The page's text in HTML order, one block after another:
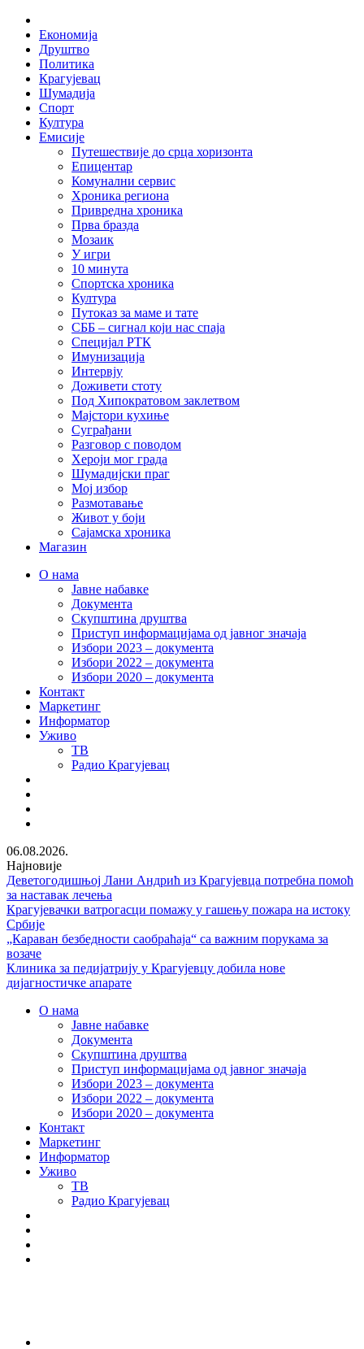
Skip
content
Економија
Друштво
Политика
Крагујевац
Шумадија
Спорт
Култура
Емисије
Путешествије до срца хоризонта
Епицентар
Комунални сервис
Хроника региона
Привредна хроника
Прва бразда
Мозаик
У игри
10 минута
Спортска хроника
Култура
Путоказ за маме и тате
СББ – сигнал који нас спаја
Специјал РТК
Имунизација
Интервју
Доживети стоту
Под Хипократовом заклетвом
Мајстори кухиње
Суграђани
Разговор с поводом
Хероји мог града
Шумадијски праг
Мој избор
Размотавање
Живот у боји
Сајамска хроника
Магазин
О нама
Јавне набавке
Документа
Скупштина друштва
Приступ информацијама од јавног значаја
Избори 2023 – документа
Избори 2022 – документа
Избори 2020 – документа
Контакт
Маркетинг
Информатор
Уживо
ТВ
Радио Крагујевац
06.08.2026.
Најновије
Деветогодишњој Лани Андрић из Крагујевца потребна помоћ
за наставак лечења
Крагујевачки ватрогасци помажу у гашењу пожара на истоку
Србије
„Караван безбедности саобраћаја“ са важним порукама за
возаче
Клиника за педијатрију у Крагујевцу добила нове
дијагностичке апарате
О нама
Јавне набавке
Документа
Скупштина друштва
Приступ информацијама од јавног значаја
Избори 2023 – документа
Избори 2022 – документа
Избори 2020 – документа
Контакт
Маркетинг
Информатор
Уживо
ТВ
Радио Крагујевац